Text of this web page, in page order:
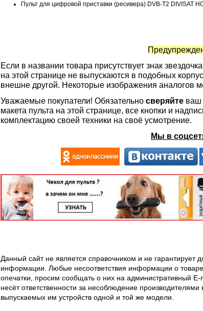
Пульт для цифровой приставки (ресивера) DVB-T2 DIVISAT
Если в названии товара присутствует знак
на этой странице не выпускаются в подобных
внешне другой. Некоторые изображения аналогов
Уважаемые покупатели! Обязательно сверяйте ваш
макета пульта на этой странице, все кнопки и
комплектацию своей техники на своё усмотрение.
Мы в
Данный сайт не является справочником и не гарантирует
информации. Любые несоответствия информации о
опечатки, просим сообщать о них на административный
несёт ответственности за несоблюдение
выпускаемых им устройств одной и той же модели.